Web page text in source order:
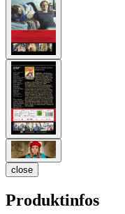
close
Produktinfos